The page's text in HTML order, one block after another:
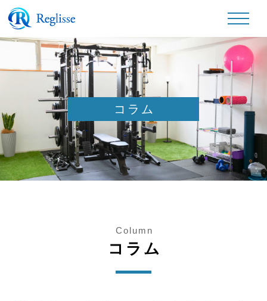
コラム
Column
コラム